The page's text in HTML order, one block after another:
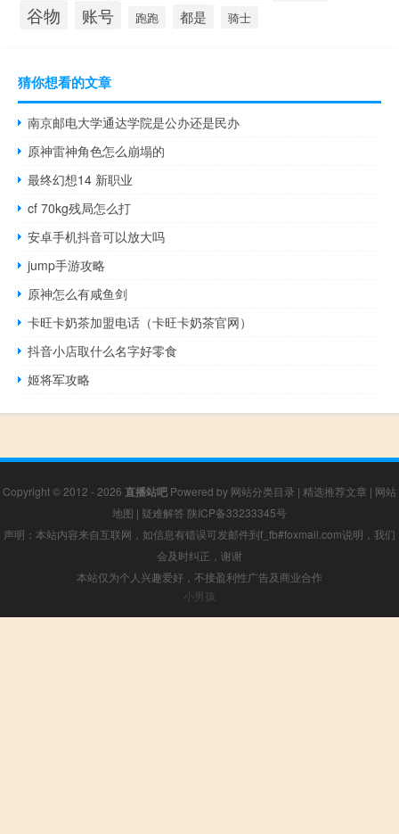
谷物 账号 跑跑 都是 骑士
猜你想看的文章
南京邮电大学通达学院是公办还是民办
原神雷神角色怎么崩塌的
最终幻想14 新职业
cf 70kg残局怎么打
安卓手机抖音可以放大吗
jump手游攻略
原神怎么有咸鱼剑
卡旺卡奶茶加盟电话（卡旺卡奶茶官网）
抖音小店取什么名字好零食
姬将军攻略
Copyright © 2012 - 2026 直播站吧 Powered by 网站分类目录 | 精选推荐文章 | 网站
地图 | 疑难解答 陕ICP备33233345号
声明：本站内容来自互联网，如信息有错误可发邮件到f_fb#foxmail.com说明，我们
会及时纠正，谢谢
本站仅为个人兴趣爱好，不接盈利性广告及商业合作
小男孩